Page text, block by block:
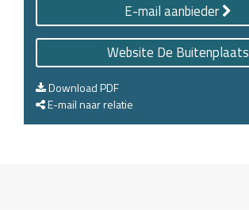
E-mail aanbieder
Website De Buitenplaats
Download PDF
E-mail naar relatie